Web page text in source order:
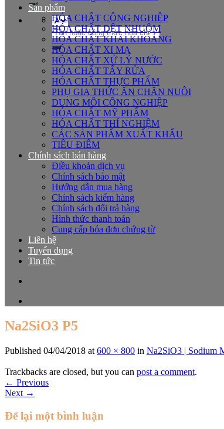
Tìm
kiếm:
Sản phẩm
HÓA CHẤT CÔNG NGHIỆP
HÓA CHẤT DỆT NHUỘM
HÓA CHẤT KHAI KHOÁNG
HÓA CHẤT XI MẠ
HÓA CHẤT XỬ LÝ NƯỚC
HÓA CHẤT TẨY RỬA
HÓA CHẤT THỰC PHẨM
PHỤ GIA THỨC ĂN CHĂN NUÔI
DUNG MÔI CÔNG NGHIỆP
HÓA CHẤT MỸ PHẨM
HÓA CHẤT THÍ NGHIỆM
CÁC SẢN PHẨM XUẤT KHẨU
TIÊU ĐIỂM
Chính sách bán hàng
Điều khoản dịch vụ
Chính sách bảo mật
Hướng dẫn mua hàng
Chính sách kiểm hàng
Chính sách đổi trả hàng
Hình thức thanh toán
Cung cấp hóa đơn chứng từ
Liên hệ
Tuyển dụng
Tin tức
Na2SiO3 P5
Published 04/04/2018 at 600 × 800 in Na2SiO3 | Sodium
Trackbacks are closed, but you can post a comment.
← Previous
Next →
Để lại một bình luận